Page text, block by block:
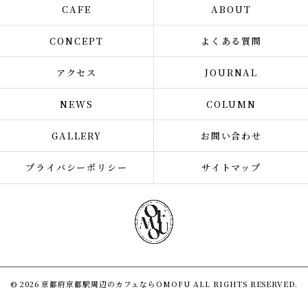
CAFE ABOUT
CONCEPT よくある質問
アクセス JOURNAL
NEWS COLUMN
GALLERY お問い合わせ
プライバシーポリシー サイトマップ
© 2026 京都府京都駅周辺のカフェならOMOFU ALL RIGHTS RESERVED.